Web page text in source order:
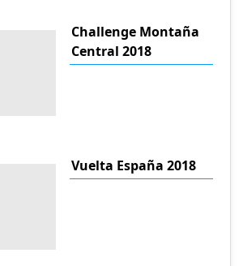
Challenge Montaña
Central 2018
Vuelta España 2018